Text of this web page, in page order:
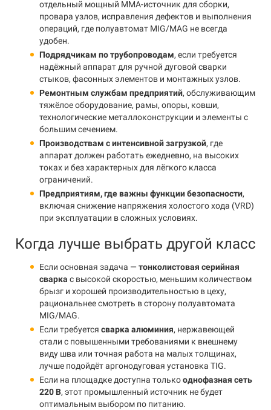
отдельный мощный MMA-источник для сборки,
провара узлов, исправления дефектов и выполнения
операций, где полуавтомат MIG/MAG не всегда
удобен.
Подрядчикам по трубопроводам, если требуется
надёжный аппарат для ручной дуговой сварки
стыков, фасонных элементов и монтажных узлов.
Ремонтным службам предприятий, обслуживающим
тяжёлое оборудование, рамы, опоры, ковши,
технологические металлоконструкции и элементы с
большим сечением.
Производствам с интенсивной загрузкой, где
аппарат должен работать ежедневно, на высоких
токах и без характерных для лёгкого класса
ограничений.
Предприятиям, где важны функции безопасности,
включая снижение напряжения холостого хода (VRD)
при эксплуатации в сложных условиях.
Когда лучше выбрать другой класс
Если основная задача — тонколистовая серийная
сварка с высокой скоростью, меньшим количеством
брызг и хорошей производительностью в цеху,
рациональнее смотреть в сторону полуавтомата
MIG/MAG.
Если требуется сварка алюминия, нержавеющей
стали с повышенными требованиями к внешнему
виду шва или точная работа на малых толщинах,
лучше подойдёт аргонодуговая установка TIG.
Если на площадке доступна толькооднофазная сеть
220 В, этот промышленный источник не будет
оптимальным выбором по питанию.